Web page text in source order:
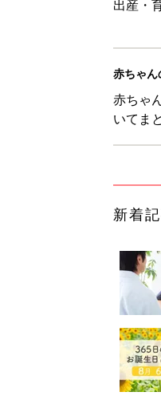
出産・
赤ちゃん
赤ちゃ
いてま
新着